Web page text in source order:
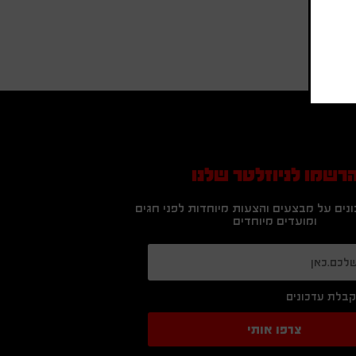
לניוזלטר שלנו
על מבצעים והצעות מיוחדות לפני חגים
ומועדים מיוחדים
עדכונים
צרפו אותי